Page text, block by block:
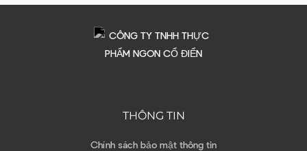
THÔNG TIN
Chính sách bảo mật thông tin